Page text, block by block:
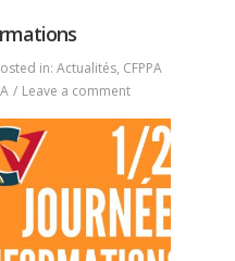
in:Actualités, CFPPA
Leave a commenton
journée
d’informations